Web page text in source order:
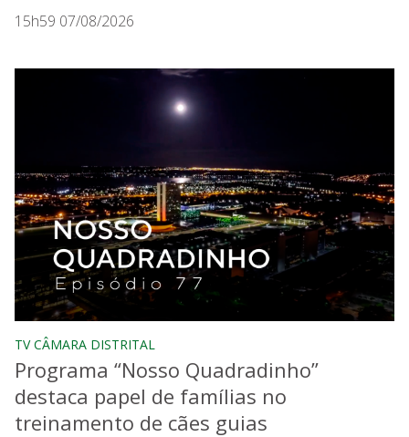
15h59 07/08/2026
TV CÂMARA DISTRITAL
Programa “Nosso Quadradinho”
destaca papel de famílias no
treinamento de cães guias